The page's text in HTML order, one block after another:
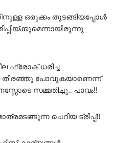
ഒരുക്കം തുടങ്ങിയപ്പോൾ
ഫ്രോക് ധരിച്ച
തിരഞ്ഞു പോവുകയാണെന്ന്
സമ്മതിച്ചു.. പാവം!!
ചെറിയ ട്രിപ്പ്!!